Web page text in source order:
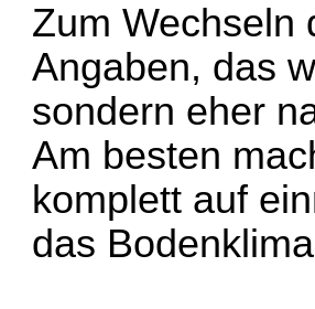
Zum Wechseln
Angaben, das
sondern eher
Am besten
komplett auf
das